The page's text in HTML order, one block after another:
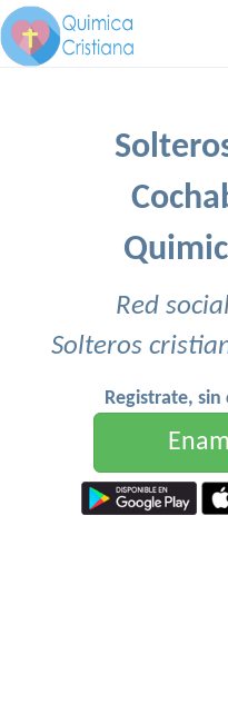
Red
Solteros
Registrate,